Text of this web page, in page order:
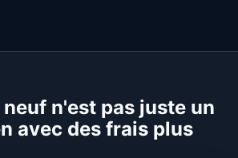
n'est pas juste un
avec des frais plus